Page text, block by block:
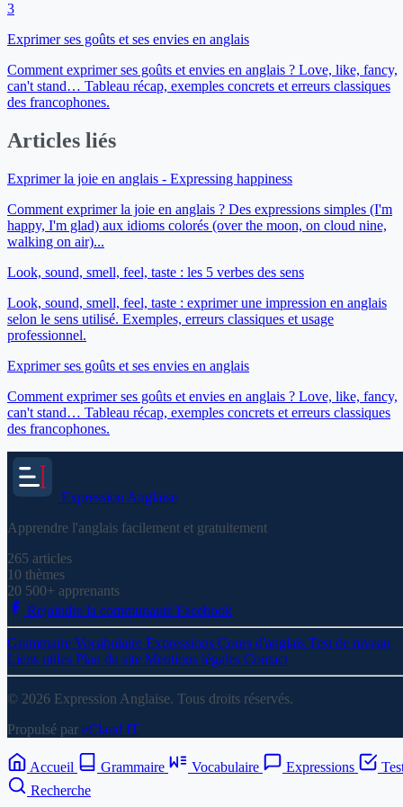
3
Exprimer ses goûts et ses envies en anglais
Comment exprimer ses goûts et envies en anglais ? Love, like, fancy,
can't stand… Tableau récap, exemples concrets et erreurs classiques
des francophones.
Articles liés
Exprimer la joie en anglais - Expressing happiness
Comment exprimer la joie en anglais ? Des expressions simples (I'm
happy, I'm glad) aux idioms colorés (over the moon, on cloud nine,
walking on air)...
Look, sound, smell, feel, taste : les 5 verbes des sens
Look, sound, smell, feel, taste : exprimer une impression en anglais
selon le sens utilisé. Exemples, erreurs classiques et usage
professionnel.
Exprimer ses goûts et ses envies en anglais
Comment exprimer ses goûts et envies en anglais ? Love, like, fancy,
can't stand… Tableau récap, exemples concrets et erreurs classiques
des francophones.
Expression Anglaise
Apprendre l'anglais facilement et gratuitement
265 articles
10 thèmes
20 500+ apprenants
Rejoindre la communauté Facebook
Grammaire Vocabulaire Expressions Cours d'anglais Test de niveau
Liens utiles Plan du site Mentions légales Contact
© 2026 Expression Anglaise. Tous droits réservés.
Propulsé par eClaud IT
Accueil Grammaire Vocabulaire Expressions
Recherche